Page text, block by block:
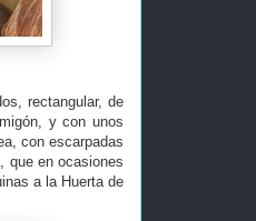
rectangular, de
y con unos
con escarpadas
que en ocasiones
a la Huerta de